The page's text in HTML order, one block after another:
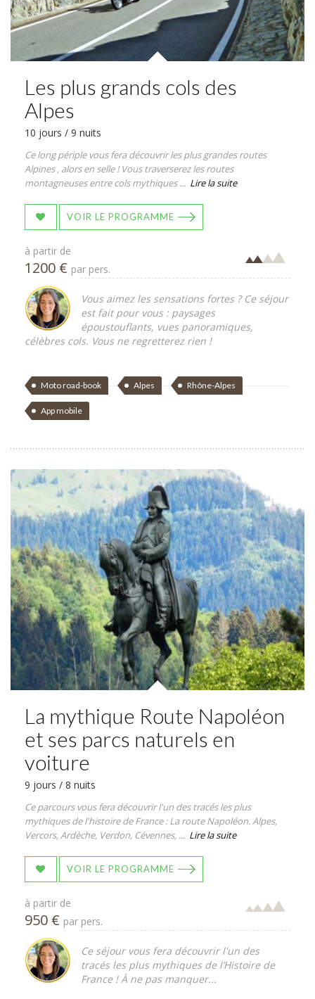
Les plus grands cols des
Alpes
10 jours / 9 nuits
Ce long périple vous fera découvrir les plus grandes routes
Alpines , alors en selle ! Vous traverserez les routes
montagneuses entre cols mythiques ... Lire la suite
VOIR LE PROGRAMME
à partir de
1200 € par pers.
Vous aimez les sensations fortes ? Ce séjour
est fait pour vous : paysages
époustouflants, vues panoramiques,
célèbres cols. Vous ne regretterez rien !
Moto road-book Alpes Rhône-Alpes
App mobile
La mythique Route Napoléon
et ses parcs naturels en
voiture
9 jours / 8 nuits
Ce parcours vous fera découvrir l'un des tracés les plus
mythiques de l'histoire de France : La route Napoléon. Alpes,
Vercors, Ardèche, Verdon, Cévennes, ... Lire la suite
VOIR LE PROGRAMME
à partir de
950 € par pers.
Ce séjour vous fera découvrir l'un des
tracés les plus mythiques de l’Histoire de
France ! À ne pas manquer...